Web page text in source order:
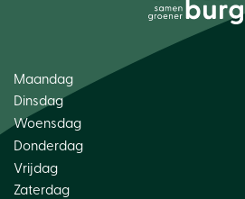
Maandag
Dinsdag
Woensdag
Donderdag
Vrijdag
Zaterdag